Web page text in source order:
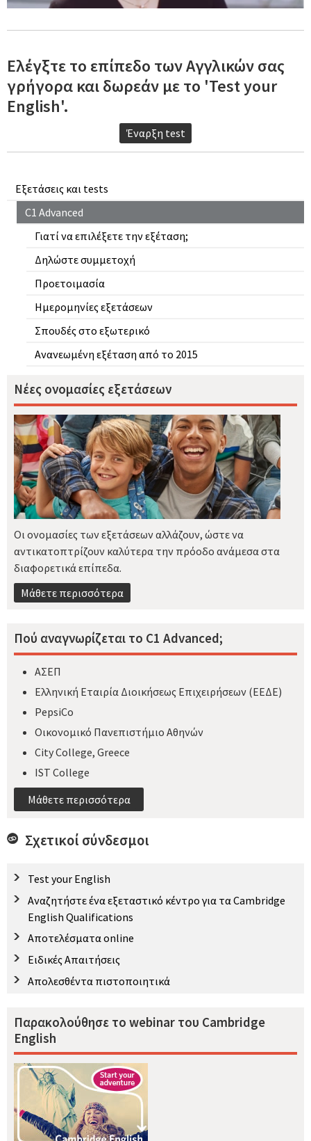
Εξετάσεις και tests
C1 Advanced
Γιατί να επιλέξετε την εξέταση;
Δηλώστε συμμετοχή
Προετοιμασία
Ημερομηνίες εξετάσεων
Σπουδές στο εξωτερικό
Ανανεωμένη εξέταση από το 2015
Νέες ονομασίες εξετάσεων
Οι ονομασίες των εξετάσεων αλλάζουν, ώστε να
αντικατοπτρίζουν καλύτερα την πρόοδο ανάμεσα στα
διαφορετικά επίπεδα.
Μάθετε περισσότερα
Πού αναγνωρίζεται το C1 Advanced;
ΑΣΕΠ
Ελληνική Εταιρία Διοικήσεως Επιχειρήσεων (ΕΕΔΕ)
PepsiCo
Οικονομικό Πανεπιστήμιο Αθηνών
City College, Greece
IST College
Μάθετε περισσότερα
Σχετικοί σύνδεσμοι
Test your English
Αναζητήστε ένα εξεταστικό κέντρο για τα Cambridge
English Qualifications
Αποτελέσματα online
Ειδικές Απαιτήσεις
Απολεσθέντα πιστοποιητικά
Παρακολούθησε το webinar του Cambridge
English
Ελέγξτε το επίπεδο των Αγγλικών σας
γρήγορα και δωρεάν με το 'Test your
English'.
Έναρξη test